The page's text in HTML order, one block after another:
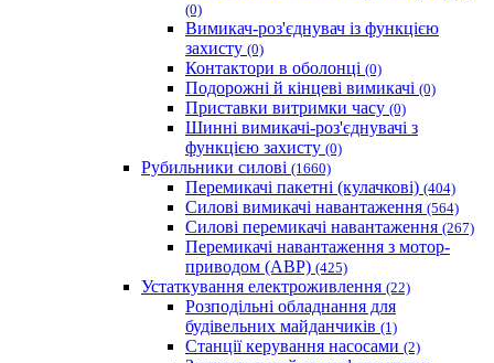
(0)
Вимикач-роз'єднувач із функцією
захисту (0)
Контактори в оболонці (0)
Подорожні й кінцеві вимикачі (0)
Приставки витримки часу (0)
Шинні вимикачі-роз'єднувачі з
функцією захисту (0)
Рубильники силові (1660)
Перемикачі пакетні (кулачкові) (404)
Силові вимикачі навантаження (564)
Cилові перемикачі навантаження (267)
Перемикачі навантаження з мотор-
приводом (АВР) (425)
Устаткування електроживлення (22)
Розподільні обладнання для
будівельних майданчиків (1)
Станції керування насосами (2)